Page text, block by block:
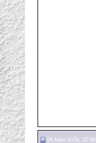
05 Mart 2026, 22:06